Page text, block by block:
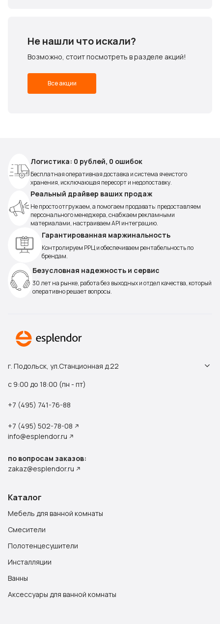
Не нашли что искали?
Возможно, стоит посмотреть в разделе акций!
Все акции
Логистика: 0 рублей, 0 ошибок
Бесплатная оперативная доставка и система ячеистого
хранения, исключающая пересорт и недопоставку.
Реальный драйвер ваших продаж
Не просто отгружаем, а помогаем продавать: предоставляем
персонального менеджера, снабжаем рекламными
материалами, настраиваем API интеграцию.
Гарантированная маржинальность
Контролируем РРЦ и обеспечиваем рентабельность по
брендам.
Безусловная надежность и сервис
30 лет на рынке, работа без выходных и отдел качества, который
оперативно решает вопросы.
г. Подольск, ул.Станционная д.22
с 9:00 до 18:00 (пн - пт)
+7 (495) 741-76-88
+7 (495) 502-78-08
info@esplendor.ru
по вопросам заказов:
zakaz@esplendor.ru
Каталог
Мебель для ванной комнаты
Смесители
Полотенцесушители
Инсталляции
Ванны
Аксессуары для ванной комнаты